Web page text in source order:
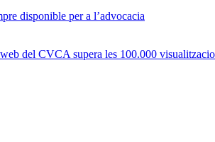
disponible per a l’advocacia
del CVCA supera les 100.000